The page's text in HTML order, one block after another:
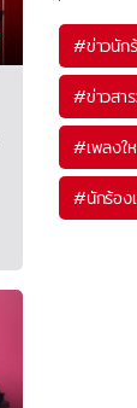
#ข่าวนัก
#ข่าวสา
#เพลงใ
#นักร้อง